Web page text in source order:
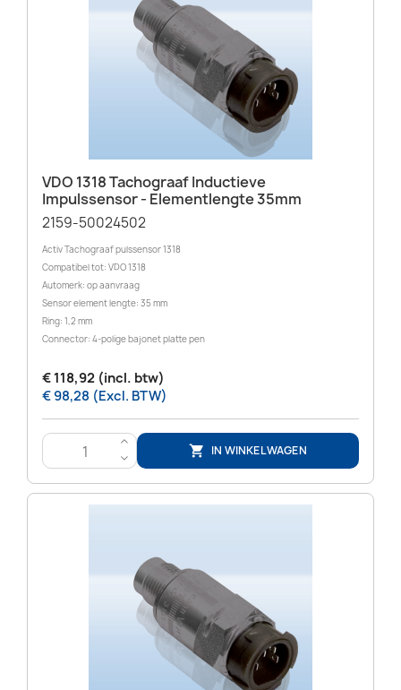
VDO 1318 Tachograaf Inductieve
Impulssensor - Elementlengte 35mm
2159-50024502
Activ Tachograaf pulssensor 1318
Compatibel tot: VDO 1318
Automerk: op aanvraag
Sensor element lengte: 35 mm
Ring: 1,2 mm
Connector: 4-polige bajonet platte pen
€ 118,92 (incl. btw)
€ 98,28 (Excl. BTW)
>
<
 IN WINKELWAGEN